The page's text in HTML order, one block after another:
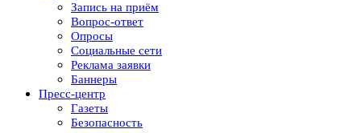
Запись на приём
Вопрос-ответ
Опросы
Социальные сети
Реклама заявки
Баннеры
Пресс-центр
Газеты
Безопасность